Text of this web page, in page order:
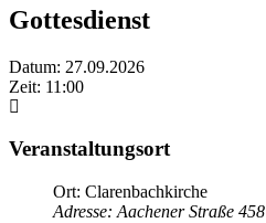
Gottesdienst
Datum: 27.09.2026
Zeit: 11:00
Veranstaltungsort
Ort: Clarenbachkirche
Adresse: Aachener Straße 458